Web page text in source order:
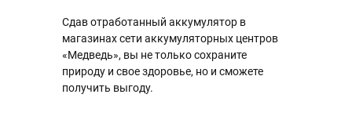
Сдав отработанный аккумулятор в
магазинах сети аккумуляторных центров
«Медведь», вы не только сохраните
природу и свое здоровье, но и сможете
получить выгоду.